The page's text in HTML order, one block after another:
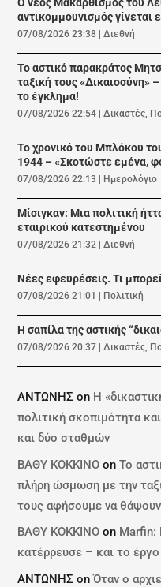
Ο νέος Μακαρθισμός του
αντικομμουνισμός γίνεται
07/08/2026 23:38 |Διεθνή
Το αστικό παρακράτος
ταξική τους
το έγκλημα!
07/08/2026 22:54 |Δικαστές,
Το χρονικό του Μπλόκου
1944 – «Σκοτώστε εμένα,
07/08/2026 22:13 Ημερολόγιο
Μίσιγκαν: Μια πολιτική
εταιρικού κατεστημένου
07/08/2026 21:32 |Διεθνή
Νέες εφευρέσεις. Τι
07/08/2026 21:01 Πολιτική
Η σαπίλα της αστικής
07/08/2026 20:37 |Δικαστές,
ΑΝΤΩΝΗΣ on Η
πολιτική σκοπιμότητα
και δύο σταθμών
ΒΑΘΥ ΚΟΚΚΙΝΟ onΤο
πλήρη ώσμωση με την
τους αφήσουμε να
ΒΑΘΥ ΚΟΚΚΙΝΟ on Marfin:
κατέρρευσε – και το
ΑΝΤΩΝΗΣ onΌταν ο